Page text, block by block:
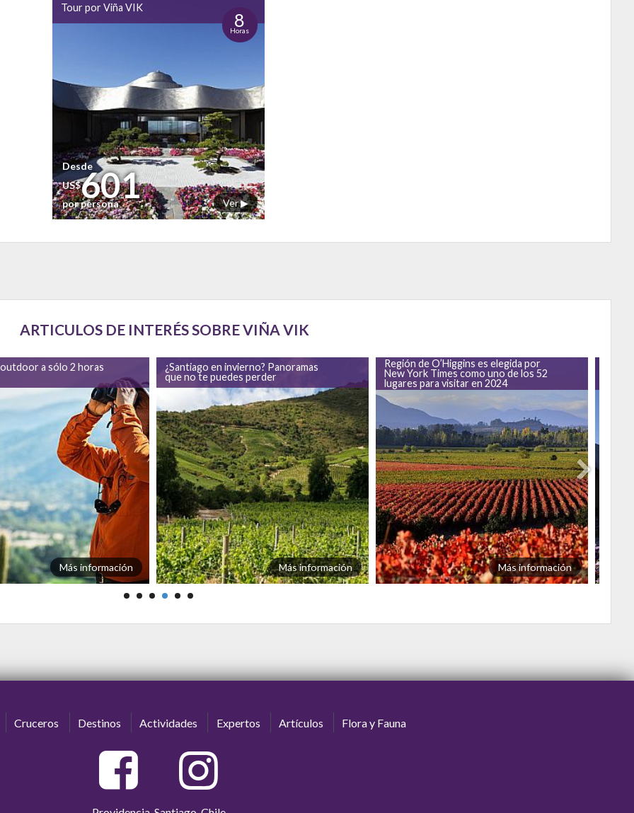
Tour por Viña VIK
8
Horas
Ver ▶
Desde
US$601
por persona
ARTICULOS DE INTERÉS SOBRE VIÑA VIK
a sólo 2 horas
Más información
¿Santiago en invierno? Panoramas
que no te puedes perder
Más información
Región de O’Higgins es elegida por
New York Times como uno de los 52
lugares para visitar en 2024
Más información
Cruceros Destinos Actividades Expertos Artículos Flora y Fauna